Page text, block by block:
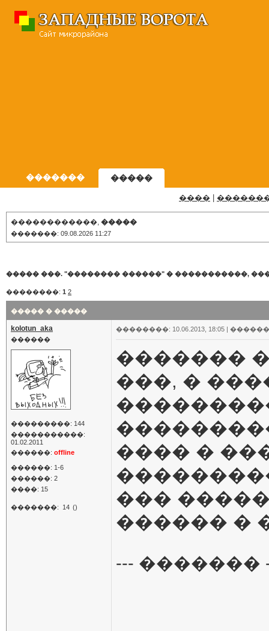
������� �����
����
������������, �����
�������: 09.08.2026 11:27
����� ���. "�������� ������" � �����������,
��������: 1 2
����� � �����
kolotun_aka
������
���������: 144
�����������:
01.02.2011
������: offline
������: 1-6
������: 2
����: 15
�������: 14 ()
��������: 10.06.2013, 18:05 |
�������
���, �
���� �
���
������ �
--- �������